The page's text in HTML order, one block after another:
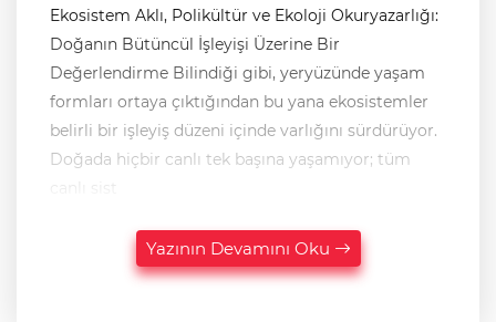
Ekosistem Aklı, Polikültür ve Ekoloji Okuryazarlığı:
Doğanın Bütüncül İşleyişi Üzerine Bir
Değerlendirme Bilindiği gibi, yeryüzünde yaşam
formları ortaya çıktığından bu yana ekosistemler
belirli bir işleyiş düzeni içinde varlığını sürdürüyor.
Doğada hiçbir canlı tek başına yaşamıyor; tüm
Yazının Devamını Oku